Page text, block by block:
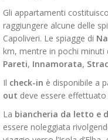
Gli appartamenti
raggiungere alcune delle
Capoliveri. Le spiagge di
km, mentre in pochi minuti
Pareti, Innamorata,
Il check-in è disponibile a
out deve essere
La biancheria da letto e
essere noleggiata